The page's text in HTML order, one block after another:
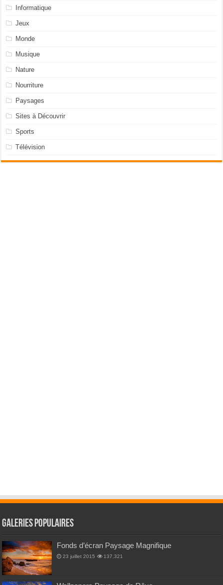
Informatique
Jeux
Monde
Musique
Nature
Nourriture
Paysages
Sites à Découvrir
Sports
Télévision
Galeries Populaires
Fonds d’écran Paysage Magnifique
23 juillet 2015 137,321